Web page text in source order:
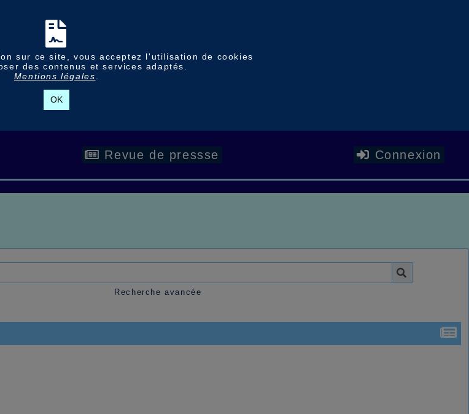
sur ce site, vous acceptez l'utilisation de cookies
des contenus et services adaptés.
Mentions légales
OK
Revue de pressse Connexion
Recherche avancée